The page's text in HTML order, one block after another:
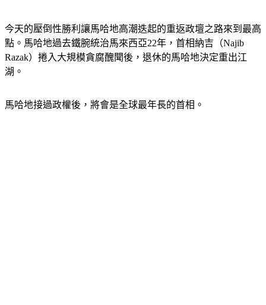
今天的壓倒性勝利讓馬哈地高潮迭起的重返政壇之路來到最高
點。馬哈地過去鐵腕統治馬來西亞22年，首相納吉（Najib
Razak）捲入大規模貪腐醜聞後，退休的馬哈地決定重出江
湖。
馬哈地接過政權後，將會是全球最年長的首相。